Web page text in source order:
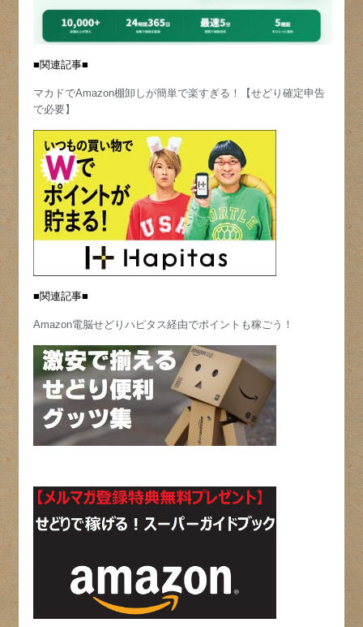
■関連記事■
マカドでAmazon棚卸しが簡単で楽すぎる！【せどり確定申告
で必要】
■関連記事■
Amazon電脳せどりハピタス経由でポイントも稼ごう！